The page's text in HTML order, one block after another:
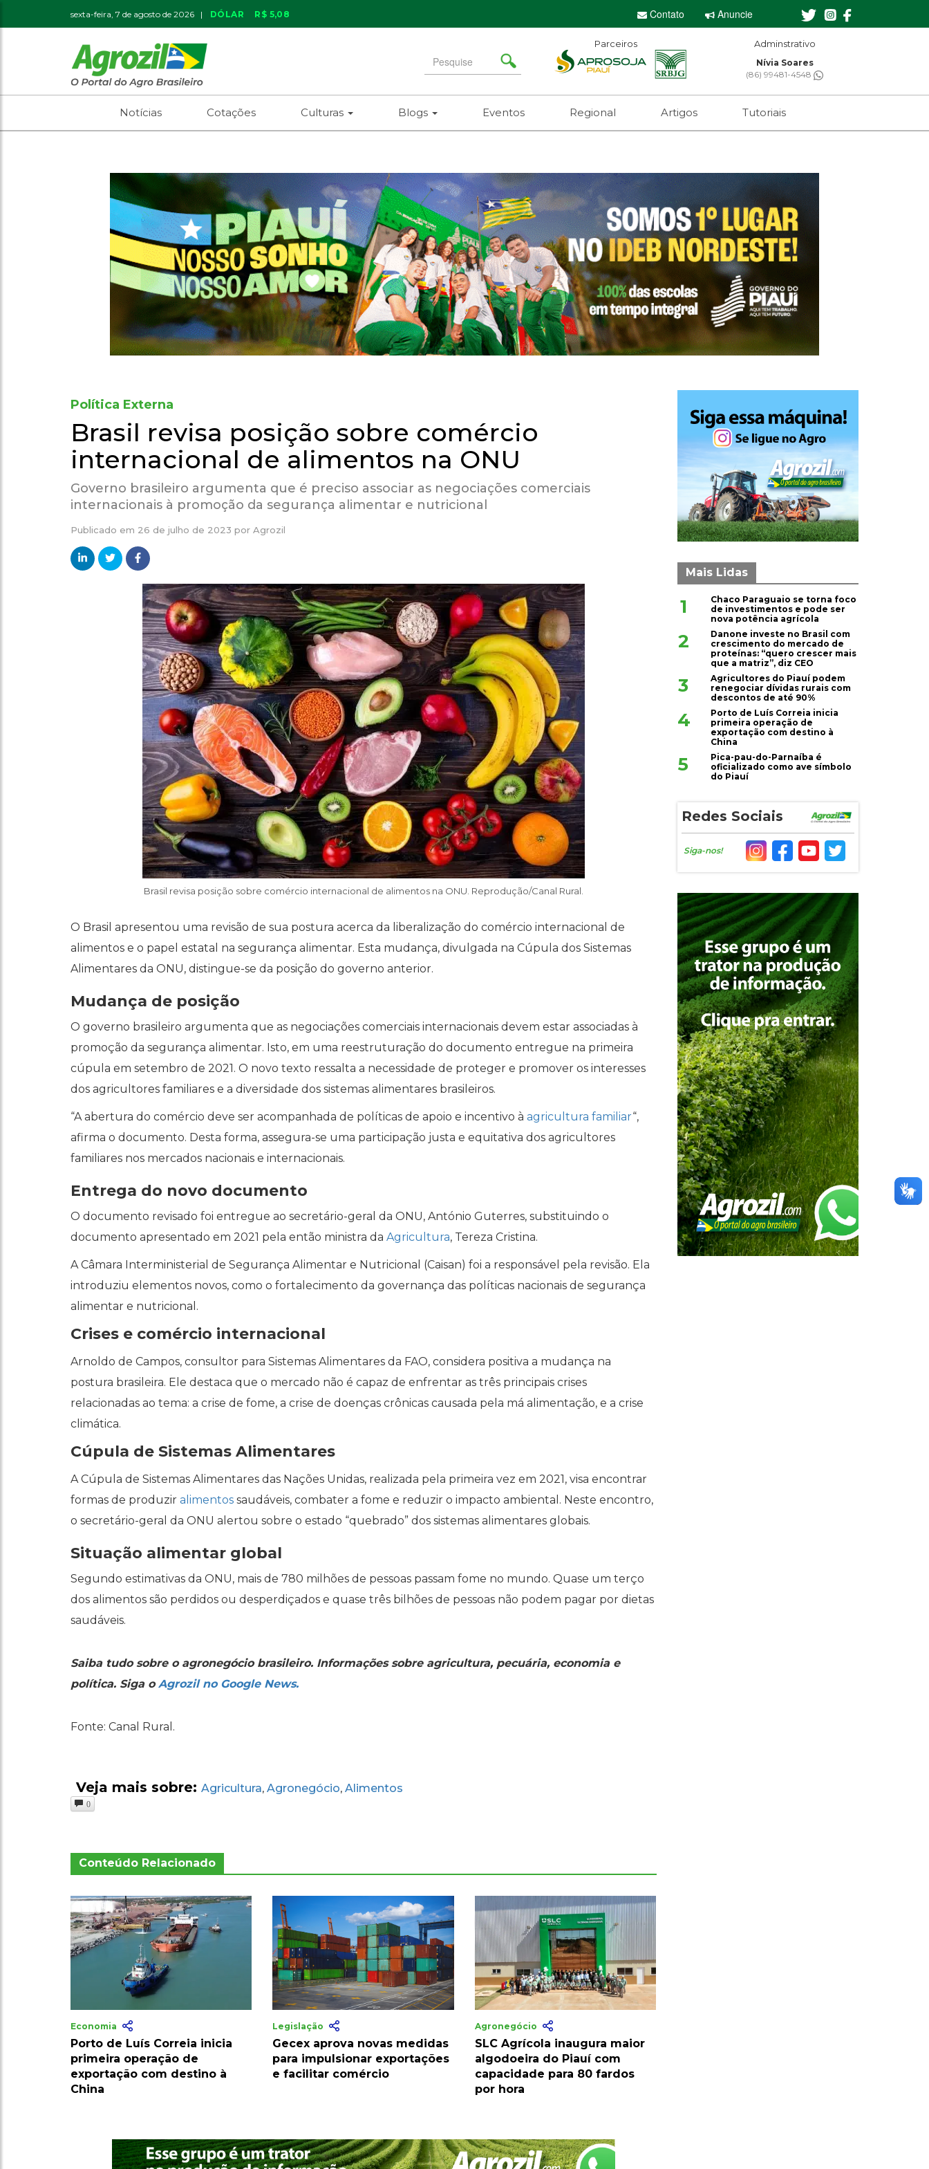
sexta-feira, 7 de agosto de 2026 | DÓLAR R$ 5,08 Contato Anuncie
Search
for
Parceiros
Sebastian Eugênio
(61) 99650-2473
Nívia Soares
(86) 99481-4548
Notícias Cotações Culturas Blogs Eventos Regional Artigos Tutoriais
Política Externa
Brasil revisa posição sobre comércio
internacional de alimentos na ONU
Governo brasileiro argumenta que é preciso associar as negociações comerciais
internacionais à promoção da segurança alimentar e nutricional
Publicado em 26 de julho de 2023 por Agrozil
Brasil revisa posição sobre comércio internacional de alimentos na ONU. Reprodução/Canal Rural.
O Brasil apresentou uma revisão de sua postura acerca da liberalização do comércio internacional de
alimentos e o papel estatal na segurança alimentar. Esta mudança, divulgada na Cúpula dos Sistemas
Alimentares da ONU, distingue-se da posição do governo anterior.
Mudança de posição
O governo brasileiro argumenta que as negociações comerciais internacionais devem estar associadas à
promoção da segurança alimentar. Isto, em uma reestruturação do documento entregue na primeira
cúpula em setembro de 2021. O novo texto ressalta a necessidade de proteger e promover os interesses
dos agricultores familiares e a diversidade dos sistemas alimentares brasileiros.
“A abertura do comércio deve ser acompanhada de políticas de apoio e incentivo à agricultura familiar“,
afirma o documento. Desta forma, assegura-se uma participação justa e equitativa dos agricultores
familiares nos mercados nacionais e internacionais.
Entrega do novo documento
O documento revisado foi entregue ao secretário-geral da ONU, António Guterres, substituindo o
documento apresentado em 2021 pela então ministra da Agricultura, Tereza Cristina.
A Câmara Interministerial de Segurança Alimentar e Nutricional (Caisan) foi a responsável pela revisão. Ela
introduziu elementos novos, como o fortalecimento da governança das políticas nacionais de segurança
alimentar e nutricional.
Crises e comércio internacional
Arnoldo de Campos, consultor para Sistemas Alimentares da FAO, considera positiva a mudança na
postura brasileira. Ele destaca que o mercado não é capaz de enfrentar as três principais crises
relacionadas ao tema: a crise de fome, a crise de doenças crônicas causada pela má alimentação, e a crise
climática.
Cúpula de Sistemas Alimentares
A Cúpula de Sistemas Alimentares das Nações Unidas, realizada pela primeira vez em 2021, visa encontrar
formas de produzir alimentos saudáveis, combater a fome e reduzir o impacto ambiental. Neste encontro,
o secretário-geral da ONU alertou sobre o estado “quebrado” dos sistemas alimentares globais.
Situação alimentar global
Segundo estimativas da ONU, mais de 780 milhões de pessoas passam fome no mundo. Quase um terço
dos alimentos são perdidos ou desperdiçados e quase três bilhões de pessoas não podem pagar por dietas
saudáveis.
Saiba tudo sobre o agronegócio brasileiro. Informações sobre agricultura, pecuária, economia e
política. Siga oAgrozil no Google News.
Fonte: Canal Rural.
Veja mais sobre: Agricultura, Agronegócio, Alimentos
0
Conteúdo Relacionado
Economia
Porto de Luís Correia inicia
primeira operação de
exportação com destino à
China
Legislação
Gecex aprova novas medidas
para impulsionar exportações
e facilitar comércio
Agronegócio
SLC Agrícola inaugura maior
algodoeira do Piauí com
capacidade para 80 fardos
por hora
Mais Lidas
1
Chaco Paraguaio se torna foco
de investimentos e pode ser
nova potência agrícola
2
Danone investe no Brasil com
crescimento do mercado de
proteínas: “quero crescer mais
que a matriz”, diz CEO
3
Agricultores do Piauí podem
renegociar dívidas rurais com
descontos de até 90%
4
Porto de Luís Correia inicia
primeira operação de
exportação com destino à
China
5
Pica-pau-do-Parnaíba é
oficializado como ave símbolo
do Piauí
Redes Sociais
Siga-nos!